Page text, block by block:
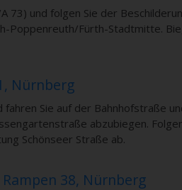
73) und folgen Sie der
Poppenreuth/Fürth-Stadtmitte.
Nürnberg
Sie auf der Bahnhofstraße
abzubiegen.
Schönseer Straße ab.
38, Nürnberg